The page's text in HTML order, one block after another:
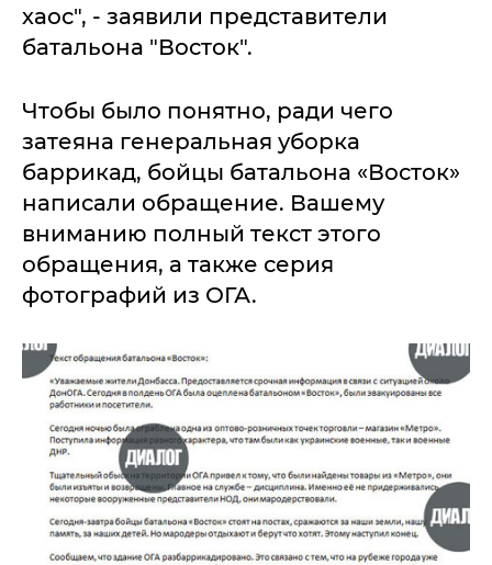
хаос", - заявили представители
батальона "Восток".
Чтобы было понятно, ради чего
затеяна генеральная уборка
баррикад, бойцы батальона «Восток»
написали обращение. Вашему
вниманию полный текст этого
обращения, а также серия
фотографий из ОГА.